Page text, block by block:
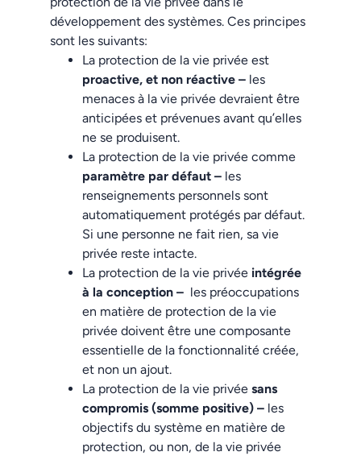
développement des systèmes. Ces principes
sont les suivants:
La protection de la vie privée est
proactive, et non réactive – les
menaces à la vie privée devraient être
anticipées et prévenues avant qu’elles
ne se produisent.
La protection de la vie privée comme
paramètre par défaut – les
renseignements personnels sont
automatiquement protégés par défaut.
Si une personne ne fait rien, sa vie
privée reste intacte.
La protection de la vie privée intégrée
à la conception – les préoccupations
en matière de protection de la vie
privée doivent être une composante
essentielle de la fonctionnalité créée,
et non un ajout.
La protection de la vie privéesans
compromis (somme positive) – les
objectifs du système en matière de
protection, ou non, de la vie privée